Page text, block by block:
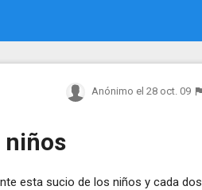
Anónimo el 28 oct. 09
niños
esta sucio de los niños y cada dos